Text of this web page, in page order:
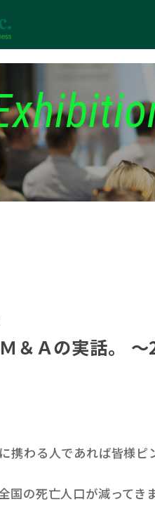
Ｍ＆Ａの実話。
携わる人であれば皆様ピ
の死亡人口が減ってきま